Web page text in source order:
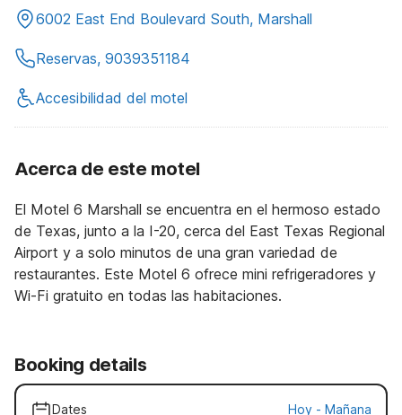
6002 East End Boulevard South, Marshall
Reservas, 9039351184
Accesibilidad del motel
Acerca de este motel
El Motel 6 Marshall se encuentra en el hermoso estado
de Texas, junto a la I-20, cerca del East Texas Regional
Airport y a solo minutos de una gran variedad de
restaurantes. Este Motel 6 ofrece mini refrigeradores y
Wi-Fi gratuito en todas las habitaciones.
Booking details
Dates Hoy - Mañana